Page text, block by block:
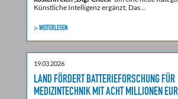
Künstliche Intelligenz ergänzt. Das…
> WEITERLESEN
19.03.2026
LAND FÖRDERT BATTERIEFORSCHUNG FÜR
MEDIZINTECHNIK MIT ACHT MILLIONEN